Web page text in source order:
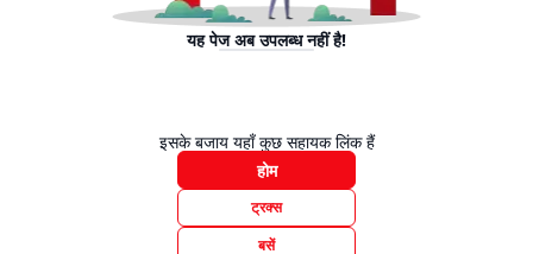
यह पेज अब उपलब्ध नहीं है!
इसके बजाय यहाँ कुछ सहायक लिंक हैं
होम
ट्रक्स
बसें